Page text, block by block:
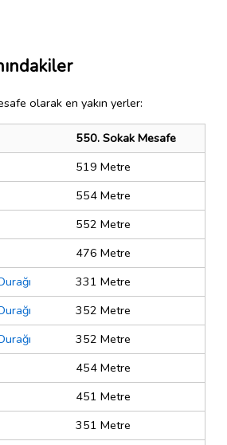
olarak en yakın yerler:
550. Sokak Mesafe
519 Metre
554 Metre
552 Metre
476 Metre
331 Metre
352 Metre
352 Metre
454 Metre
451 Metre
351 Metre